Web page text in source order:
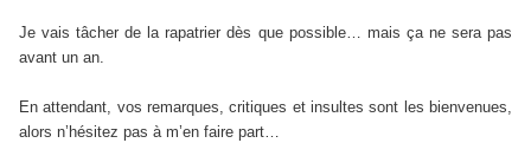
Je vais tâcher de la rapatrier dès que possible… mais ça ne sera pas
avant un an.
En attendant, vos remarques, critiques et insultes sont les bienvenues,
alors n’hésitez pas à m’en faire part…